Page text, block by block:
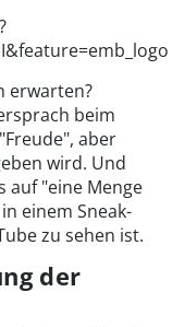
erwarten?
beim
aber
wird. Und
auf "eine Menge
einem Sneak-
zu sehen ist.
der